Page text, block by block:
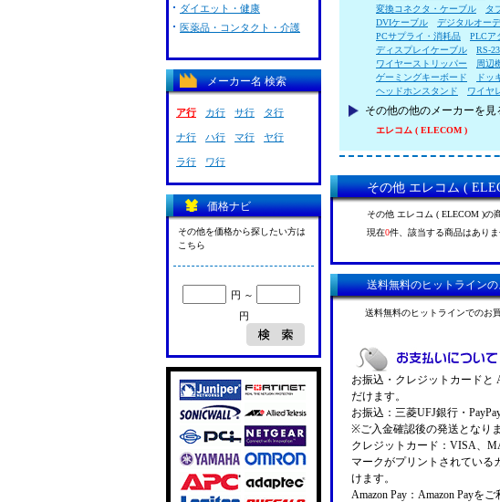
変換コネクタ・ケーブル
タ
DVIケーブル
デジタルオー
PCサプライ・消耗品
PLCア
ディスプレイケーブル
RS-
ワイヤーストリッパー
周辺
ゲーミングキーボード
ドッ
ヘッドホンスタンド
ワイヤ
その他の他のメーカーを見
エレコム ( ELECOM )
その他 エレコム (
その他 エレコム ( ELECOM )の
現在0件、該当する商品はありま
送料無料のヒットライン
送料無料のヒットラインでのお
お振込・クレジットカードと
だけます。
お振込：三菱UFJ銀行・
※ご入金確認後の発送となりま
クレジットカード：VISA、
マークがプリントされている
けます。
Amazon Pay：Amazon Payを
ダイエット・健康
医薬品・コンタクト・介護
メーカー名 検索
ア行 カ行 サ行 タ行
ナ行 ハ行 マ行 ヤ行
ラ行 ワ行
価格ナビ
その他を価格から探したい方は
こちら
円 ～
円